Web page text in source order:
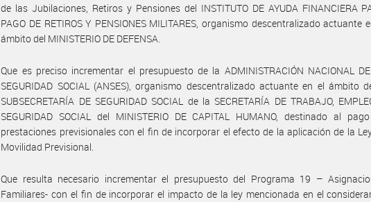
de las Jubilaciones, Retiros y Pensiones del INSTITUTO DE AYUDA FINANCIERA
PAGO DE RETIROS Y PENSIONES MILITARES, organismo descentralizado actuante
ámbito del MINISTERIO DE DEFENSA.
Que es preciso incrementar el presupuesto de la ADMINISTRACIÓN NACIONAL
SEGURIDAD SOCIAL (ANSES), organismo descentralizado actuante en el ámbito
SUBSECRETARÍA DE SEGURIDAD SOCIAL de la SECRETARÍA DE TRABAJO,
SEGURIDAD SOCIAL del MINISTERIO DE CAPITAL HUMANO, destinado al
prestaciones previsionales con el fin de incorporar el efecto de la aplicación de la
Movilidad Previsional.
Que resulta necesario incrementar el presupuesto del Programa 19 –
Familiares- con el fin de incorporar el impacto de la ley mencionada en el